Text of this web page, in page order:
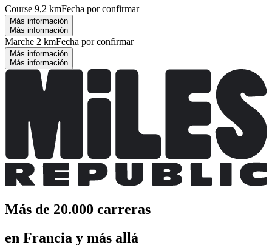
Course 9,2 kmFecha por confirmar
Más información
Más información
Marche 2 kmFecha por confirmar
Más información
Más información
Más de 20.000 carreras
en Francia y más allá